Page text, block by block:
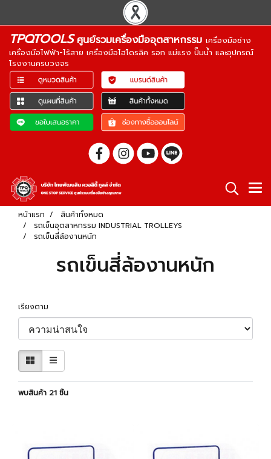
TPQTOOLSศูนย์รวมเครื่องมืออุตสาหกรรม เครื่องมือช่าง
เครื่องมือไฟฟ้า-ไร้สาย เครื่องมือไฮโดรลิค รอก แม่แรง ปั๊มน้ำ และอุปกรณ์
โรงงานครบวงจร
หน้าแรก
สินค้าทั้งหมด
รถเข็นอุตสาหกรรม INDUSTRIAL TROLLEYS
รถเข็นสี่ล้องานหนัก
รถเข็นสี่ล้องานหนัก
เรียงตาม
พบสินค้า 21 ชิ้น